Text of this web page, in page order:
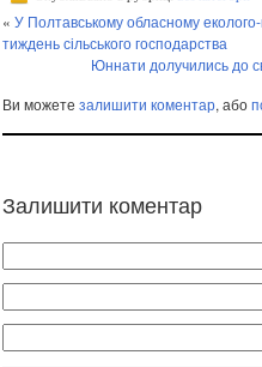
« У Полтавському обласному еколого-
тиждень сільського господарства
Юннати долучились до
Ви можете залишити коментар, або
Залишити коментар